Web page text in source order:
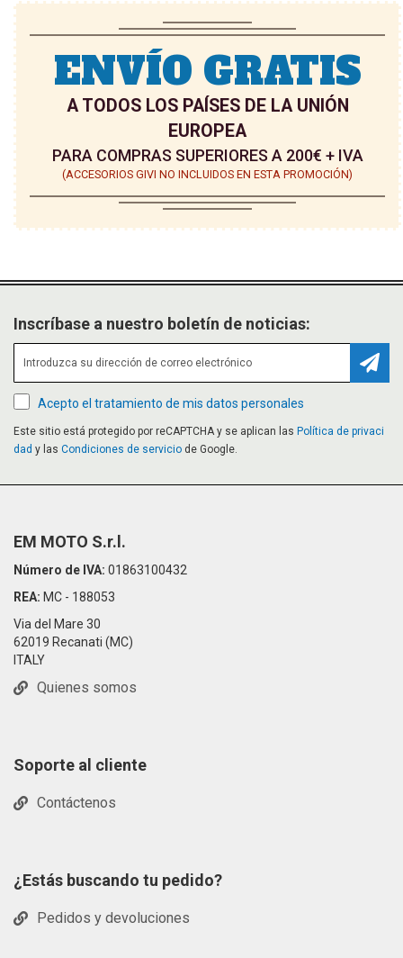
ENVÍO GRATIS
A TODOS LOS PAÍSES DE LA UNIÓN
EUROPEA
PARA COMPRAS SUPERIORES A 200€ + IVA
(ACCESORIOS GIVI NO INCLUIDOS EN ESTA PROMOCIÓN)
Inscríbase a nuestro boletín de noticias:
Acepto el tratamiento de mis datos personales
Este sitio está protegido por reCAPTCHA y se aplican las Política de privaci
dad y las Condiciones de servicio de Google.
EM MOTO S.r.l.
Número de IVA: 01863100432
REA: MC - 188053
Via del Mare 30
62019 Recanati (MC)
ITALY
Quienes somos
Soporte al cliente
Contáctenos
¿Estás buscando tu pedido?
Pedidos y devoluciones